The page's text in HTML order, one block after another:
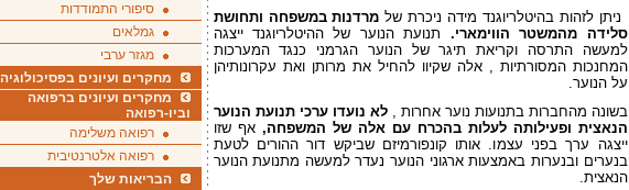
ניתן לזהות בהיטלריוגנד מידה ניכרת שלמרדנות במשפחה ותחושת
סלידה מהמשטר הווימארי. תנועת הנוער של ההיטלריוגנד ייצגה
למעשה התרסה וקריאת תיגר של הנוער הגרמני כנגד המערכות
המחנכות המסורתיות , אלה שקיוו להחיל את מרותן ואת עקרונותיהן
על הנוער.
בשונה מהחברות בתנועות נוער אחרות ,לא נועדו ערכי תנועת הנוער
הנאצית ופעילותה לעלות בהכרח עם אלה של המשפחה,אף שזו
ייצגה ערך בפני עצמו. אותו קונפורמיזם שביקש דור ההורים לטעת
בנערים ובנערות באמצעות ארגוני הנוער נעדר למעשה מתנועת הנוער
הנאצית.
סיפורי התמודדות
גמלאים
מגזר ערבי
מחקרים ועיונים בפסיכולוגיה
מחקרים ועיונים ברפואה
וביו-רפואה
רפואה משלימה
רפואה אלטרנטיבית
הבריאות שלך